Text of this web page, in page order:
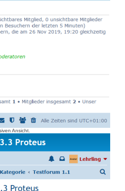
Ansicht.